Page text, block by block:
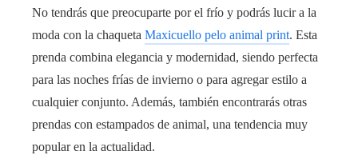
No tendrás que preocuparte por el frío y podrás lucir a la
moda con la chaqueta Maxicuello pelo animal print. Esta
prenda combina elegancia y modernidad, siendo perfecta
para las noches frías de invierno o para agregar estilo a
cualquier conjunto. Además, también encontrarás otras
prendas con estampados de animal, una tendencia muy
popular en la actualidad.